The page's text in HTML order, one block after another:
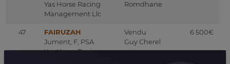
Yas Horse Racing
Management Llc
Romdhane
47
FAIRUZAH
Jument, F, PSA
Yas Horse Racing
Vendu
Guy Cherel
6 500€